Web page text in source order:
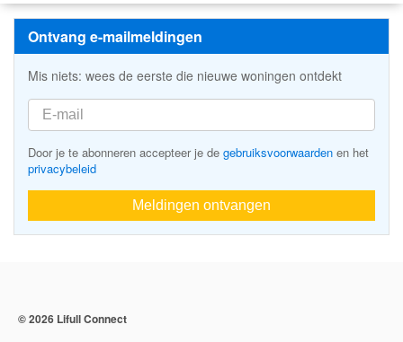
Ontvang e-mailmeldingen
Mis niets: wees de eerste die nieuwe woningen ontdekt
Door je te abonneren accepteer je de gebruiksvoorwaarden en het
privacybeleid
Meldingen ontvangen
© 2026 Lifull Connect